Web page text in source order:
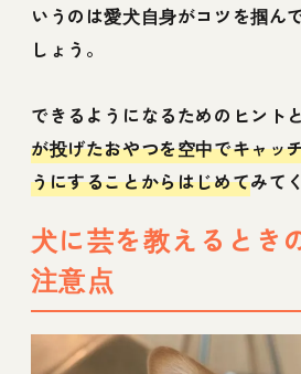
いうのは愛犬自身がコツを掴ん
しょう。
できるようになるためのヒント
が投げたおやつを空中でキャッ
うにすることからはじめてみて
犬に芸を教えるとき
注意点